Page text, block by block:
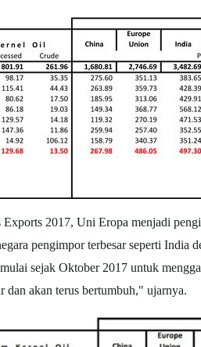
2017, Uni Eropa menjadi
pengimpor terbesar seperti
sejak Oktober 2017 untuk
dan akan terus bertumbuh," ujarnya.